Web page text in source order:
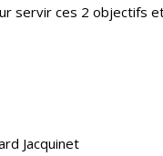
servir ces 2 objectifs
Jacquinet